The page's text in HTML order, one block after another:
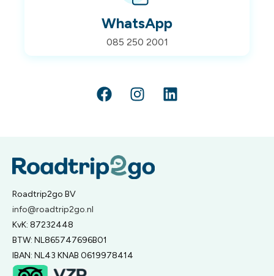
WhatsApp
085 250 2001
Roadtrip2go BV
info@roadtrip2go.nl
KvK: 87232448
BTW: NL865747696B01
IBAN: NL43 KNAB 0619978414